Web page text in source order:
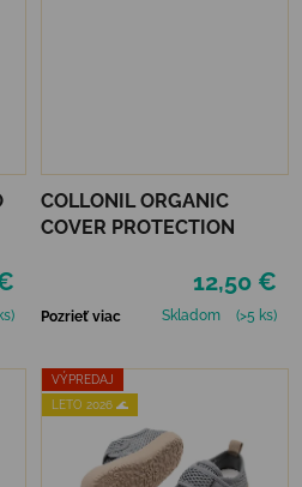
COLLONIL ORGANIC
COVER PROTECTION
12,50 €
Pozrieť viac Skladom (>5 ks)
VÝPREDAJ
LETO 2026 🌊